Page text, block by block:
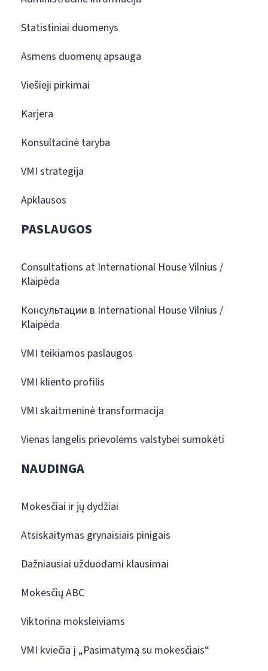
Statistiniai duomenys
Asmens duomenų apsauga
Viešieji pirkimai
Karjera
Konsultacinė taryba
VMI strategija
Apklausos
PASLAUGOS
Consultations at International House Vilnius /
Klaipėda
Консультации в International House Vilnius /
Klaipėda
VMI teikiamos paslaugos
VMI kliento profilis
VMI skaitmeninė transformacija
Vienas langelis prievolėms valstybei sumokėti
NAUDINGA
Mokesčiai ir jų dydžiai
Atsiskaitymas grynaisiais pinigais
Dažniausiai užduodami klausimai
Mokesčių ABC
Viktorina moksleiviams
VMI kviečia į „Pasimatymą su mokesčiais“